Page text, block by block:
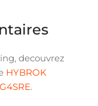
decouvrez
HYBROK
.